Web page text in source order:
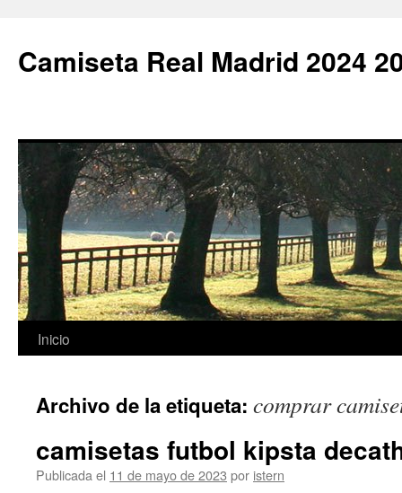
Camiseta Real Madrid 2024
Saltar
contenido
Inicio
Archivo de la etiqueta: comprar
camisetas futbol kipsta
Publicada el 11 de mayo de 2023 por istern